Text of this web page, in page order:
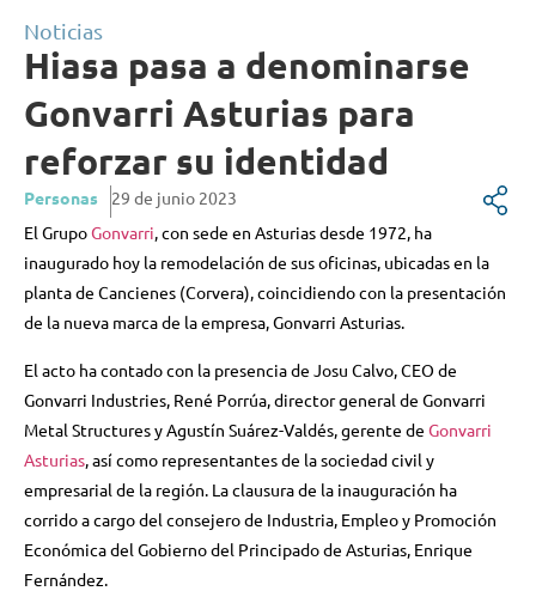
Noticias
Hiasa pasa a denominarse
Gonvarri Asturias para
reforzar su identidad
Personas
29 de junio 2023
El GrupoGonvarri, con sede en Asturias desde 1972, ha
inaugurado hoy la remodelación de sus oficinas, ubicadas en la
planta de Cancienes (Corvera), coincidiendo con la presentación
de la nueva marca de la empresa, Gonvarri Asturias.
El acto ha contado con la presencia de Josu Calvo, CEO de
Gonvarri Industries, René Porrúa, director general de Gonvarri
Metal Structures y Agustín Suárez-Valdés, gerente de Gonvarri
Asturias , así como representantes de la sociedad civil y
empresarial de la región. La clausura de la inauguración ha
corrido a cargo del consejero de Industria, Empleo y Promoción
Económica del Gobierno del Principado de Asturias, Enrique
Fernández.